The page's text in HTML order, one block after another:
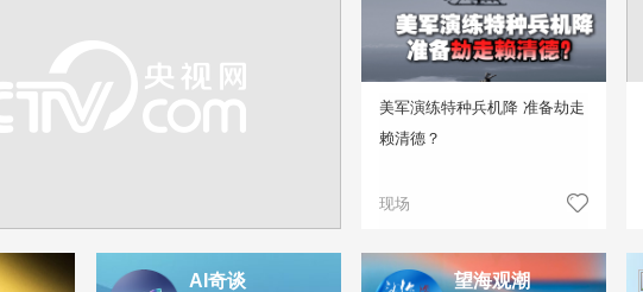
美军演练特种兵机降 准备劫走
赖清德？
现场
AI奇谈 望海观潮